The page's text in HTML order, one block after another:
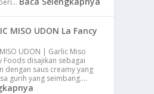
MISO UDON La Fancy
MISO UDON | Garlic Miso
Foods disajikan sebagai
dengan saus creamy yang
gurih yang seimbang.…